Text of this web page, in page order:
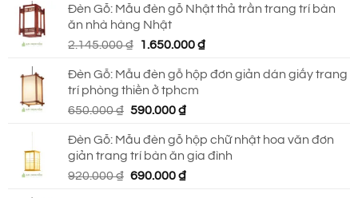
là:
2.790.000 ₫.
tại
2.150.000 ₫.
Đèn Gỗ: Mẫu đèn gỗ Nhật thả trần trang trí bàn
ăn nhà hàng Nhật
2.145.000₫
Giá
là:
2.145.000 ₫.
1.650.000₫Giá
tại
Đèn Gỗ: Mẫu đèn gỗ hộp đơn giản dán giấy trang
trí phòng thiền ở tphcm
650.000₫ Giá
là:
650.000 ₫.
590.000₫Giá
tại
là:
590.000 ₫.
Đèn Gỗ: Mẫu đèn gỗ hộp chữ nhật hoa văn đơn
giản trang trí bàn ăn gia đình
920.000₫ Giá
690.000₫Giá